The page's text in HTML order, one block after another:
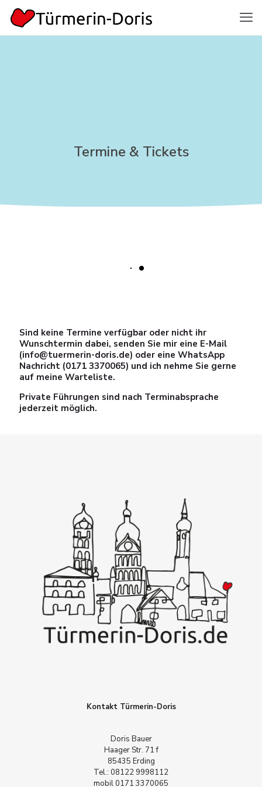
Termine & Tickets
Sind keine Termine verfügbar oder nicht ihr
Wunschtermin dabei, senden Sie mir eine E-Mail
(info@tuermerin-doris.de) oder eine WhatsApp
Nachricht (0171 3370065) und ich nehme Sie gerne
auf meine Warteliste.
Private Führungen sind nach Terminabsprache
jederzeit möglich.
Kontakt Türmerin-Doris
Doris Bauer
Haager Str. 71 f
85435 Erding
Tel.: 08122 9998112
mobil 0171 3370065